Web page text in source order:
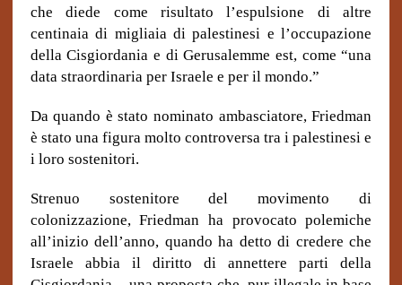
che diede come risultato l’espulsione di altre
centinaia di migliaia di palestinesi e l’occupazione
della Cisgiordania e di Gerusalemme est, come “una
data straordinaria per Israele e per il mondo.”
Da quando è stato nominato ambasciatore, Friedman
è stato una figura molto controversa tra i palestinesi e
i loro sostenitori.
Strenuo sostenitore del movimento di
colonizzazione, Friedman ha provocato polemiche
all’inizio dell’anno, quando ha detto di credere che
Israele abbia il diritto di annettere parti della